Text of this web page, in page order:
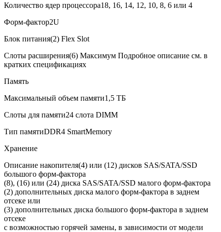
В корзину
Количество ядер процессора18, 16, 14, 12, 10, 8, 6 или 4
Форм-фактор2U
Блок питания(2) Flex Slot
Слоты расширения(6) Максимум Подробное описание см. в
кратких спецификациях
Память
Максимальный объем памяти1,5 ТБ
Слоты для памяти24 слота DIMM
Тип памятиDDR4 SmartMemory
Хранение
Описание накопителя(4) или (12) дисков SAS/SATA/SSD
большого форм-фактора
(8), (16) или (24) диска SAS/SATA/SSD малого форм-фактора
(2) дополнительных диска малого форм-фактора в заднем
отсеке или
(3) дополнительных диска большого форм-фактора в заднем
отсеке
с возможностью горячей замены, в зависимости от модели